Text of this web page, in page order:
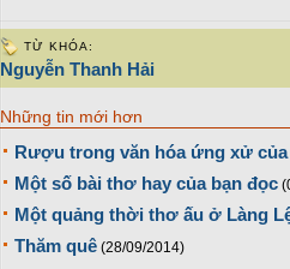
TỪ KHÓA:
Nguyễn Thanh Hải
Những tin mới hơn
Rượu trong văn hóa ứng xử
Một số bài thơ hay của bạn đọc
Một quảng thời thơ ấu ở Làng
Thăm quê (28/09/2014)